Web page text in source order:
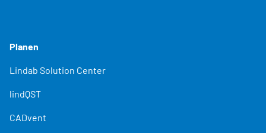
Planen
Lindab Solution Center
lindQST
CADvent